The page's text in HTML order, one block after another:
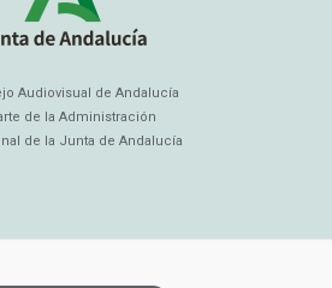
Audiovisual de Andalucía
de la Administración
de la Junta de Andalucía